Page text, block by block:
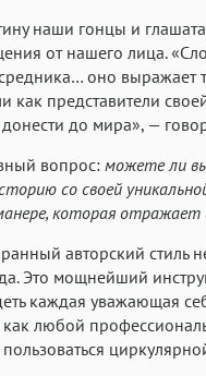
наши гонцы и
от нашего лица.
оно выражает
как представители
до мира», —
вопрос: можете ли
со своей
которая
авторский стиль
Это мощнейший
каждая уважающая
как любой
пользоваться